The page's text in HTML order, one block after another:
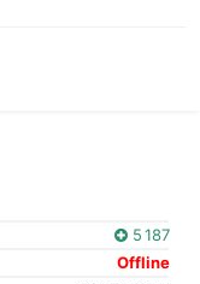
5 187
Offline